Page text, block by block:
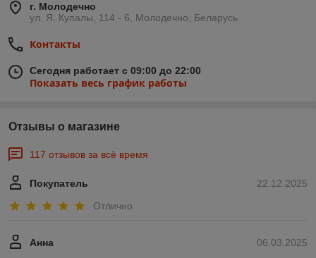
г. Молодечно
ул. Я. Купалы, 114 - 6, Молодечно, Беларусь
Контакты
Сегодня работает с 09:00 до 22:00
Показать весь график работы
Отзывы о магазине
117 отзывов за всё время
22.12.2025
Покупатель
Отлично
06.03.2025
Анна